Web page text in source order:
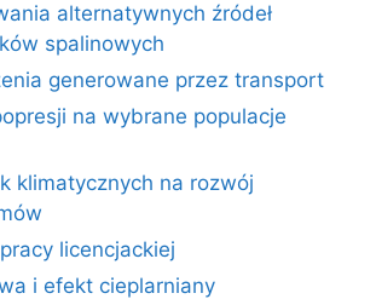
alternatywnych źródeł
spalinowych
generowane przez transport
na wybrane populacje
klimatycznych na rozwój
licencjackiej
i efekt cieplarniany